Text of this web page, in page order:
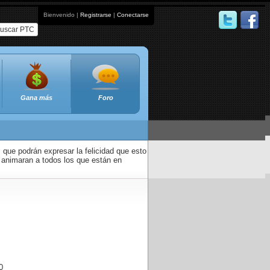
Bienvenido | Registrarse | Conectarse
PTC
Gana más Foro
que podrán expresar la felicidad que esto
a todos los que están en